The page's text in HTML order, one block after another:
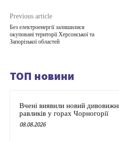
Previous article
Без електроенергії залишилися
окуповані території Херсонської та
Запорізької областей
ТОП новини
Вчені виявили новий
равликів у горах Чорногорії
08.08.2026